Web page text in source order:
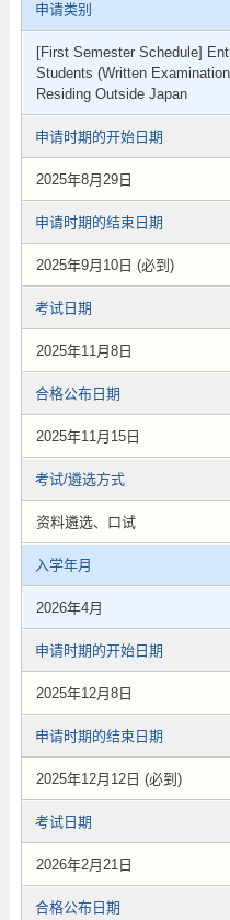
申请类别
[First Semester Schedule]
Students (Written
Residing Outside Japan
申请时期的开始日期
2025年8月29日
申请时期的结束日期
2025年9月10日 (必到)
考试日期
2025年11月8日
合格公布日期
2025年11月15日
考试/遴选方式
资料遴选、口试
入学年月
2026年4月
申请时期的开始日期
2025年12月8日
申请时期的结束日期
2025年12月12日 (必到)
考试日期
2026年2月21日
合格公布日期